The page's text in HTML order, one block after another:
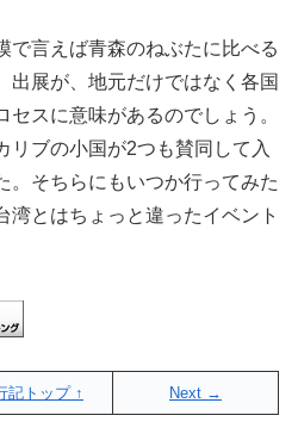
で言えば青森のねぶたに比べる
出展が、地元だけではなく各国
セスに意味があるのでしょう。
リブの小国が2つも賛同して入
。そちらにもいつか行ってみた
湾とはちょっと違ったイベント
記トップ ↑ Next →